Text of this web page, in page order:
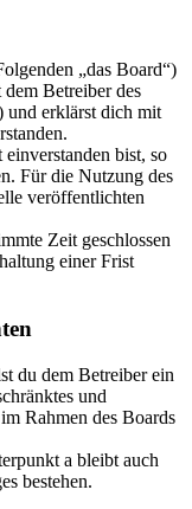
„das Board“)
Betreiber des
und erklärst dich mit
bist, so
Für die Nutzung des
veröffentlichten
Zeit geschlossen
einer Frist
du dem Betreiber ein
und
Rahmen des Boards
a bleibt auch
bestehen.